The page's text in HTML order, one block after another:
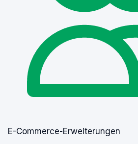
E-Commerce-Erweiterungen